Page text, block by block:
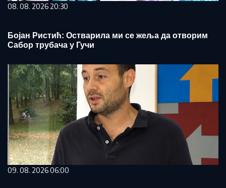
08. 08. 2026 20:30
Бојан Ристић: Остварила ми се жеља да отворим
Сабор трубача у Гучи
09. 08. 2026 06:00